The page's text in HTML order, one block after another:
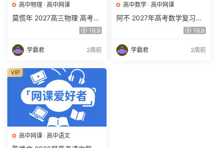
高中物理 · 高中网课
莫慌年 2027高三物理 高考物
19.9
学霸君 2周前
高中数学 · 高中网课
阿不 2027年高考数学复习网
课教程 高三数学 一轮复习视
19.9
学霸君 2周前
高中网课 · 高中语文
VIP